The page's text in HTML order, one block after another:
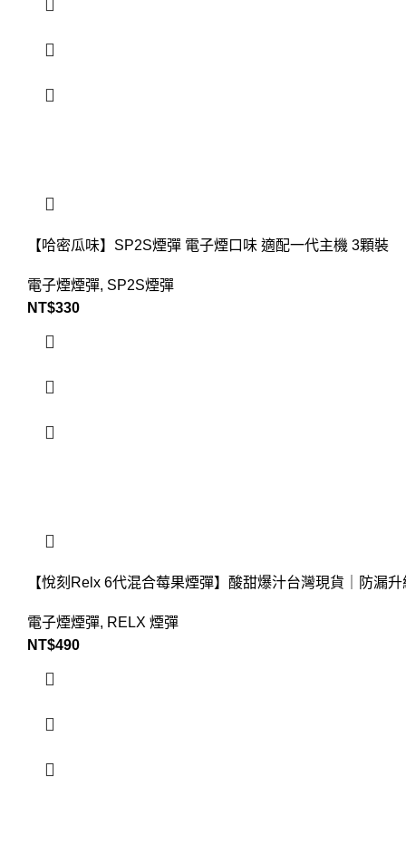
【哈密瓜味】SP2S煙彈 電子煙口味 適配一代主機 3顆裝
電子煙煙彈, SP2S煙彈
NT$330
【悅刻Relx 6代混合莓果煙彈】酸甜爆汁台灣現貨｜防漏升
電子煙煙彈, RELX 煙彈
NT$490